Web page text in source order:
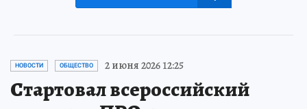
НОВОСТИ ОБЩЕСТВО 2 июня 2026 12:25
Стартовал всероссийский